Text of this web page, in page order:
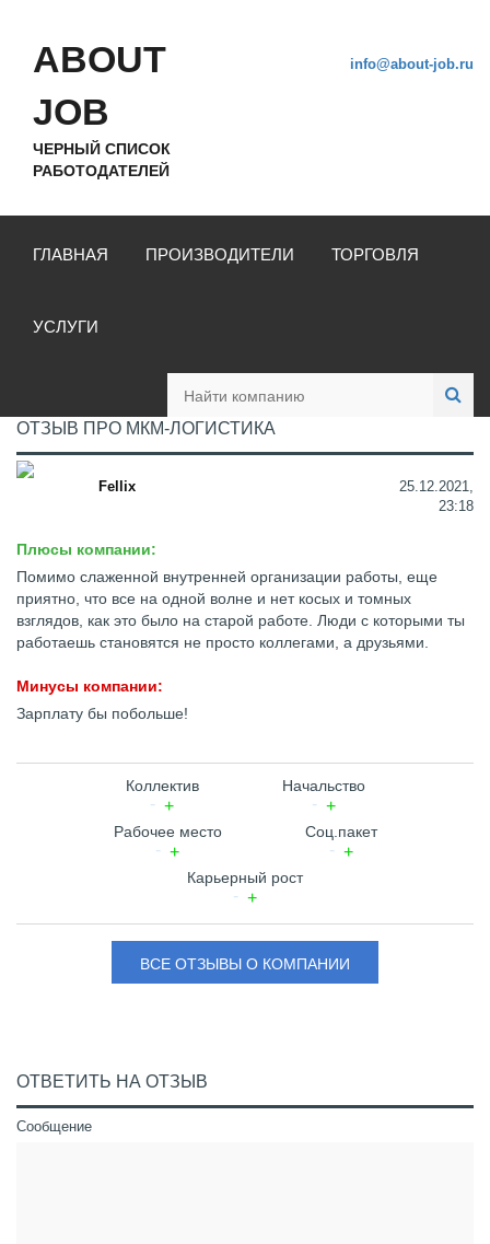
ABOUT
JOB
ЧЕРНЫЙ СПИСОК
РАБОТОДАТЕЛЕЙ
info@about-job.ru
ГЛАВНАЯ ПРОИЗВОДИТЕЛИ ТОРГОВЛЯ
УСЛУГИ
ОТЗЫВ ПРО МКМ-ЛОГИСТИКА
Fellix
25.12.2021,
23:18
Плюсы компании:
Помимо слаженной внутренней организации работы, еще
приятно, что все на одной волне и нет косых и томных
взглядов, как это было на старой работе. Люди с которыми ты
работаешь становятся не просто коллегами, а друзьями.
Минусы компании:
Зарплату бы побольше!
Коллектив Начальство
Рабочее место Соц.пакет
Карьерный рост
ВСЕ ОТЗЫВЫ О КОМПАНИИ
ОТВЕТИТЬ НА ОТЗЫВ
Сообщение